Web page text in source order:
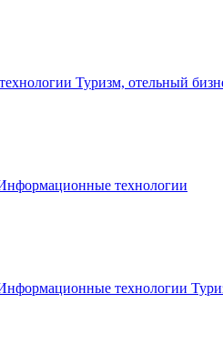
Туризм, отельный
технологии
технологии